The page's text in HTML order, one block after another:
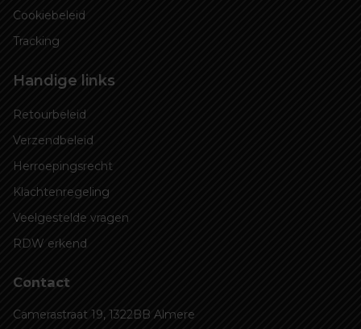
Cookiebeleid
Tracking
Handige links
Retourbeleid
Verzendbeleid
Herroepingsrecht
Klachtenregeling
Veelgestelde vragen
RDW erkend
Contact
Camerastraat 19, 1322BB Almere